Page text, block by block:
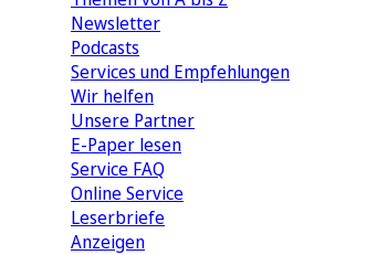
Newsletter
Podcasts
Services und Empfehlungen
Wir helfen
Unsere Partner
E-Paper lesen
Service FAQ
Online Service
Leserbriefe
Anzeigen